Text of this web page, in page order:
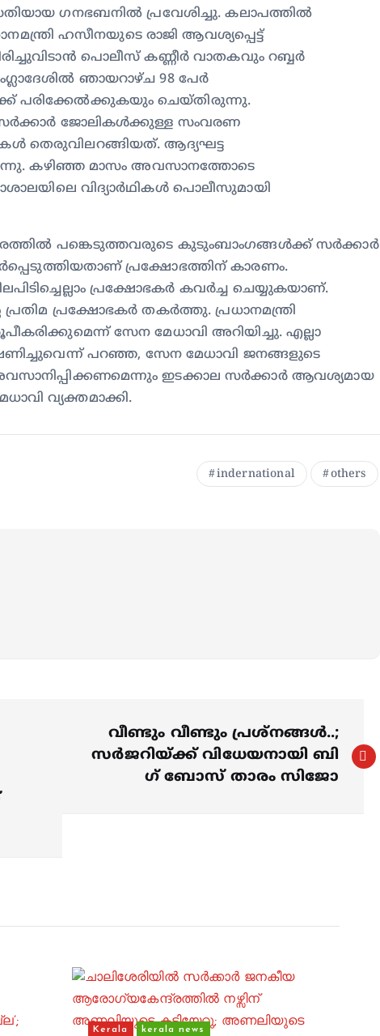
​ഗനഭബനിൽ പ്രവേശിച്ചു. കലാപത്തിൽ
ഹസീനയുടെ രാജി ആവശ്യപ്പെട്ട്
പൊലീസ് കണ്ണീർ വാതകവും റബ്ബർ
ഞായറാഴ്ച 98 പേർ
പരിക്കേൽക്കുകയും ചെയ്തിരുന്നു.
ജോലികൾക്കുള്ള സംവരണ
തെരുവിലറങ്ങിയത്. ആദ്യഘട്ട
കഴിഞ്ഞ മാസം അവസാനത്തോടെ
വിദ്യാർഥികൾ പൊലീസുമായി
പങ്കെടുത്തവരുടെ കുടുംബാംഗങ്ങൾക്ക് സർക്കാർ
പ്രക്ഷോഭത്തിന് കാരണം.
പ്രക്ഷോഭകർ കവർച്ച ചെയ്യുകയാണ്.
പ്രക്ഷോഭകർ തകർത്തു. പ്രധാനമന്ത്രി
സേന മേധാവി അറിയിച്ചു. എല്ലാ
പറഞ്ഞ, സേന മേധാവി ജനങ്ങളുടെ
ഇടക്കാല സർക്കാർ ആവശ്യമായ
വ്യക്തമാക്കി.
indernational others
വീണ്ടും വീണ്ടും പ്രശ്നങ്ങൾ..;
സർജറിയ്ക്ക് വിധേയനായി ബി​
ഗ് ബോസ് താരം സിജോ
Kerala kerala news